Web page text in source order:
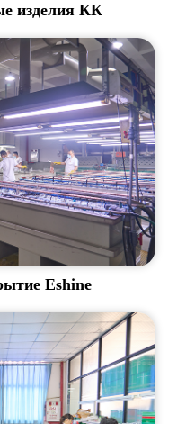
изделия КК
Eshine